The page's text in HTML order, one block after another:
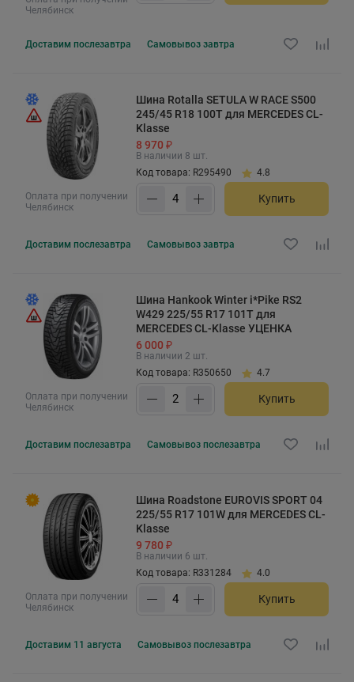
Челябинск
Доставим послезавтра Самовывоз завтра
Оплата при получении
Челябинск
Шина Rotalla SETULA W RACE S500
245/45 R18 100T для MERCEDES CL-
Klasse
8 970 ₽
В наличии 8 шт.
Код товара: R295490
4.8
Купить
Доставим послезавтра Самовывоз завтра
Оплата при получении
Челябинск
Шина Hankook Winter i*Pike RS2
W429 225/55 R17 101T для
MERCEDES CL-Klasse УЦЕНКА
6 000 ₽
В наличии 2 шт.
Код товара: R350650
4.7
Купить
Доставим послезавтра Самовывоз послезавтра
Оплата при получении
Челябинск
Шина Roadstone EUROVIS SPORT 04
225/55 R17 101W для MERCEDES CL-
Klasse
9 780 ₽
В наличии 6 шт.
Код товара: R331284
4.0
Купить
Доставим 11 августа Самовывоз послезавтра